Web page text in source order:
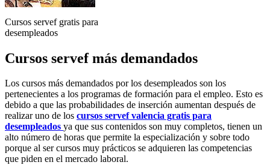
Cursos servef gratis para
desempleados
Cursos servef más demandados
Los cursos más demandados por los desempleados son los
pertenecientes a los programas de formación para el empleo. Esto es
debido a que las probabilidades de inserción aumentan después de
realizar uno de los cursos servef valencia gratis para
desempleados ya que sus contenidos son muy completos, tienen un
alto número de horas que permite la especialización y sobre todo
porque al ser cursos muy prácticos se adquieren las competencias
que piden en el mercado laboral.